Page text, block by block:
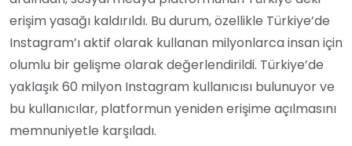
erişim yasağı kaldırıldı. Bu durum, özellikle Türkiye’de
Instagram’ı aktif olarak kullanan milyonlarca insan için
olumlu bir gelişme olarak değerlendirildi. Türkiye’de
yaklaşık 60 milyon Instagram kullanıcısı bulunuyor ve
bu kullanıcılar, platformun yeniden erişime açılmasını
memnuniyetle karşıladı.